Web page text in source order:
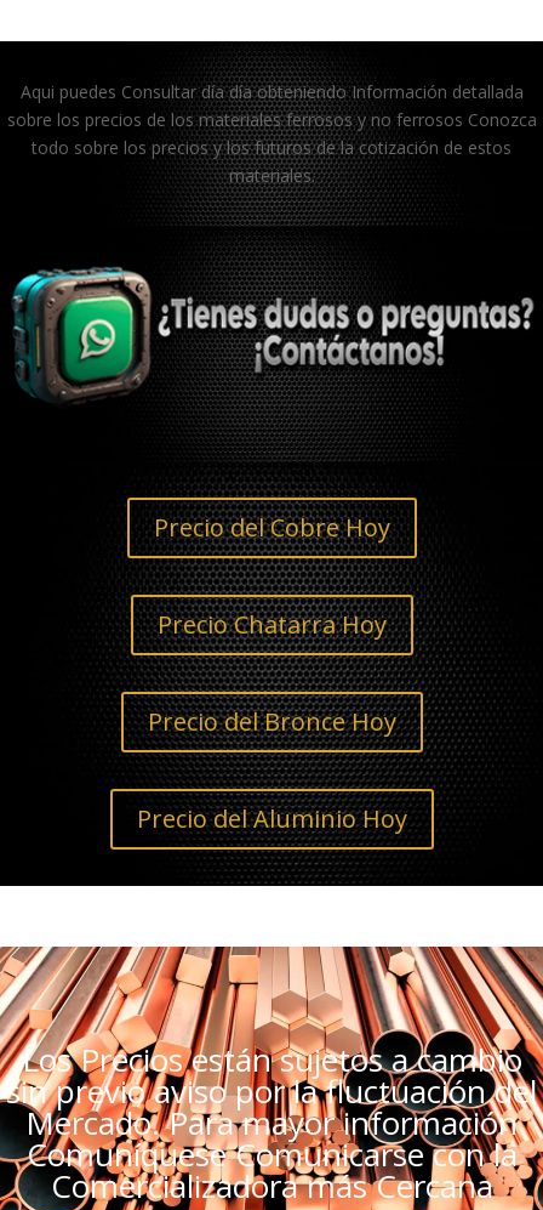
Aqui puedes Consultar día día obteniendo Información detallada
sobre los precios de los materiales ferrosos y no ferrosos Conozca
todo sobre los precios y los futuros de la cotización de estos
materiales.
Precio del Cobre Hoy
Precio Chatarra Hoy
Precio del Bronce Hoy
Precio del Aluminio Hoy
Los Precios están sujetos a cambio
sin previo aviso por la fluctuación del
Mercado. Para mayor información
Comuníquese Comunicarse con la
Comercializadora más Cercana